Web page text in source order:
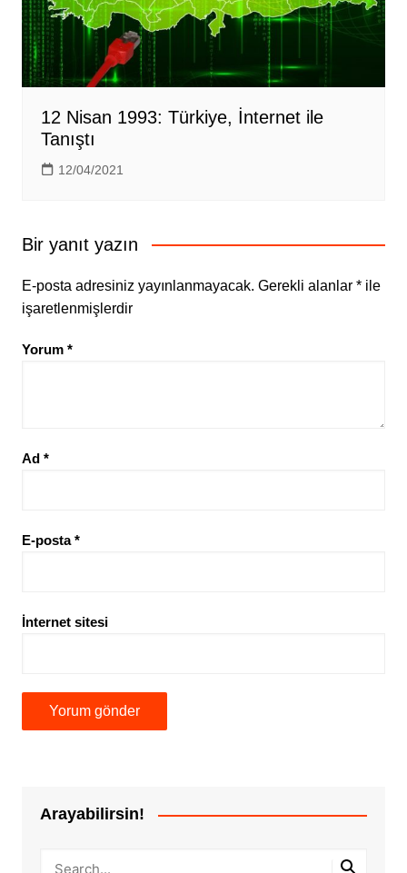
12 Nisan 1993: Türkiye, İnternet ile
Tanıştı
12/04/2021
Bir yanıt yazın
E-posta adresiniz yayınlanmayacak. Gerekli alanlar *ile
işaretlenmişlerdir
Yorum *
Ad *
E-posta*
İnternet sitesi
Arayabilirsin!